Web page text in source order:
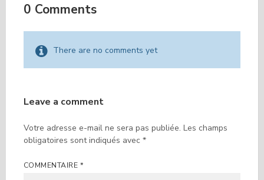
0 Comments
There are no comments yet
Leave a comment
Votre adresse e-mail ne sera pas publiée. Les champs
obligatoires sont indiqués avec *
COMMENTAIRE *